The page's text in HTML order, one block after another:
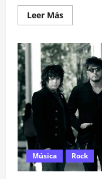
Leer MásLeer
más
Muere
destada
actriz
mexicana
Rosario
Zúñiga
Música Rock